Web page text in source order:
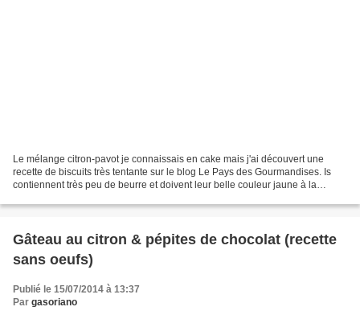
Le mélange citron-pavot je connaissais en cake mais j'ai découvert une
recette de biscuits très tentante sur le blog Le Pays des Gourmandises. Is
contiennent très peu de beurre et doivent leur belle couleur jaune à la
Gâteau au citron & pépites de chocolat (recette
sans oeufs)
Publié le 15/07/2014 à 13:37
Par gasoriano